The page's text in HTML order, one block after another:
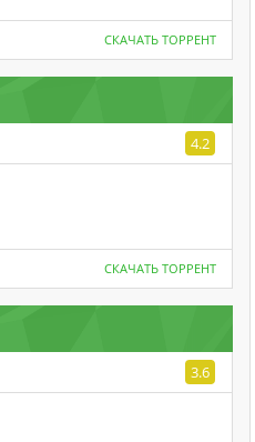
СКАЧАТЬ ТОРРЕНТ
4.2
СКАЧАТЬ ТОРРЕНТ
3.6